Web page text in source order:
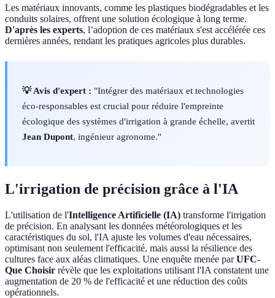
Les matériaux innovants, comme les plastiques biodégradables et les
conduits solaires, offrent une solution écologique à long terme.
D'après les experts, l’adoption de ces matériaux s'est accélérée ces
dernières années, rendant les pratiques agricoles plus durables.
💡 Avis d'expert : "Intégrer des matériaux et technologies
éco-responsables est crucial pour réduire l'empreinte
écologique des systèmes d'irrigation à grande échelle, avertit
Jean Dupont, ingénieur agronome."
L'irrigation de précision grâce à l'IA
L'utilisation de l'Intelligence Artificielle (IA) transforme l'irrigation
de précision. En analysant les données météorologiques et les
caractéristiques du sol, l'IA ajuste les volumes d'eau nécessaires,
optimisant non seulement l'efficacité, mais aussi la résilience des
cultures face aux aléas climatiques. Une enquête menée parUFC-
Que Choisir révèle que les exploitations utilisant l'IA constatent une
augmentation de 20 % de l'efficacité et une réduction des coûts
opérationnels.